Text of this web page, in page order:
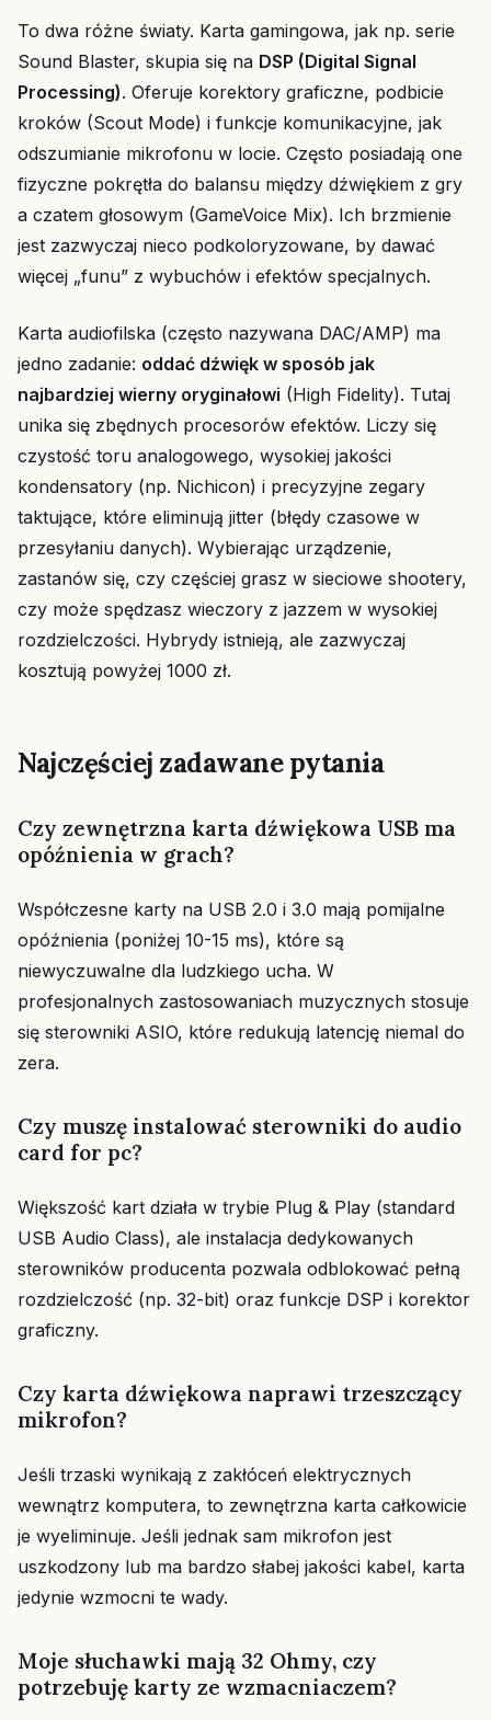
To dwa różne światy. Karta gamingowa, jak np. serie
Sound Blaster, skupia się na DSP (Digital Signal
Processing). Oferuje korektory graficzne, podbicie
kroków (Scout Mode) i funkcje komunikacyjne, jak
odszumianie mikrofonu w locie. Często posiadają one
fizyczne pokrętła do balansu między dźwiękiem z gry
a czatem głosowym (GameVoice Mix). Ich brzmienie
jest zazwyczaj nieco podkoloryzowane, by dawać
więcej „funu” z wybuchów i efektów specjalnych.
Karta audiofilska (często nazywana DAC/AMP) ma
jedno zadanie: oddać dźwięk w sposób jak
najbardziej wierny oryginałowi (High Fidelity). Tutaj
unika się zbędnych procesorów efektów. Liczy się
czystość toru analogowego, wysokiej jakości
kondensatory (np. Nichicon) i precyzyjne zegary
taktujące, które eliminują jitter (błędy czasowe w
przesyłaniu danych). Wybierając urządzenie,
zastanów się, czy częściej grasz w sieciowe shootery,
czy może spędzasz wieczory z jazzem w wysokiej
rozdzielczości. Hybrydy istnieją, ale zazwyczaj
kosztują powyżej 1000 zł.
Najczęściej zadawane pytania
Czy zewnętrzna karta dźwiękowa USB ma
opóźnienia w grach?
Współczesne karty na USB 2.0 i 3.0 mają pomijalne
opóźnienia (poniżej 10-15 ms), które są
niewyczuwalne dla ludzkiego ucha. W
profesjonalnych zastosowaniach muzycznych stosuje
się sterowniki ASIO, które redukują latencję niemal do
zera.
Czy muszę instalować sterowniki do audio
card for pc?
Większość kart działa w trybie Plug & Play (standard
USB Audio Class), ale instalacja dedykowanych
sterowników producenta pozwala odblokować pełną
rozdzielczość (np. 32-bit) oraz funkcje DSP i korektor
graficzny.
Czy karta dźwiękowa naprawi trzeszczący
mikrofon?
Jeśli trzaski wynikają z zakłóceń elektrycznych
wewnątrz komputera, to zewnętrzna karta całkowicie
je wyeliminuje. Jeśli jednak sam mikrofon jest
uszkodzony lub ma bardzo słabej jakości kabel, karta
jedynie wzmocni te wady.
Moje słuchawki mają 32 Ohmy, czy
potrzebuję karty ze wzmacniaczem?